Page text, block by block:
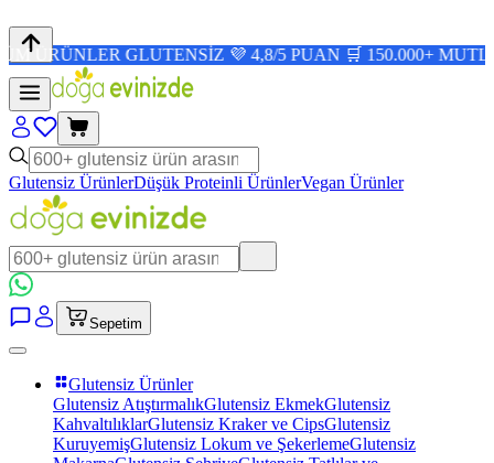
GLUTENSİZ 💜 4,8/5 PUAN 🛒 150.000+ MUTLU
Glutensiz ÜrünlerDüşük Proteinli ÜrünlerVegan Ürünler
Sepetim
Glutensiz Ürünler
Glutensiz AtıştırmalıkGlutensiz EkmekGlutensiz
KahvaltılıklarGlutensiz Kraker ve CipsGlutensiz
KuruyemişGlutensiz Lokum ve ŞekerlemeGlutensiz